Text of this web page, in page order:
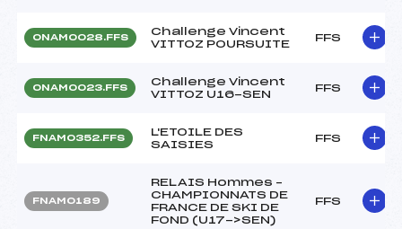
ONAM0028.FFS
Challenge Vincent
VITTOZ POURSUITE
FFS
ONAM0023.FFS
Challenge Vincent
VITTOZ U16-SEN
FFS
FNAM0352.FFS
L'ETOILE DES
SAISIES
FFS
FNAM0189
RELAIS Hommes –
CHAMPIONNATS DE
FRANCE DE SKI DE
FOND (U17->SEN)
FFS